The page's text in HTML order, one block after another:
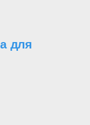
для